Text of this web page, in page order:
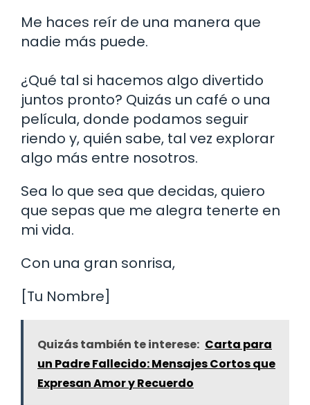
Me haces reír de una manera que
nadie más puede.
¿Qué tal si hacemos algo divertido
juntos pronto? Quizás un café o una
película, donde podamos seguir
riendo y, quién sabe, tal vez explorar
algo más entre nosotros.
Sea lo que sea que decidas, quiero
que sepas que me alegra tenerte en
mi vida.
Con una gran sonrisa,
[Tu Nombre]
Quizás también te interese: Carta para
un Padre Fallecido: Mensajes Cortos que
Expresan Amor y Recuerdo